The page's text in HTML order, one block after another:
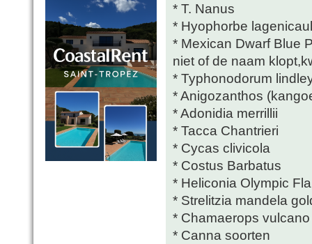
* T. Nanus
* Hyophorbe
* Mexican Dwarf Blue
niet of de naam
* Typhonodorum
* Anigozanthos
* Adonidia merrillii
* Tacca Chantrieri
* Cycas clivicola
* Costus Barbatus
* Heliconia Olympic
* Strelitzia mandela
* Chamaerops vulcano
* Canna soorten